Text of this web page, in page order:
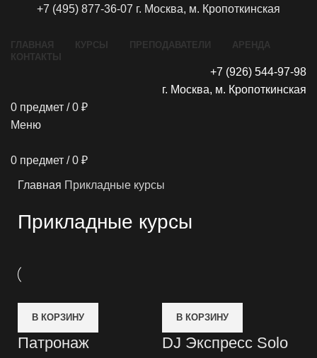
+7 (495) 877-36-07 г. Москва, м. Кропоткинская
ГЛАВНАЯ КУРСЫ ПРЕПОДАВАТЕЛИ
АРЕНДА
КОНТАКТЫ
+7 (926) 544-97-98
г. Москва, м. Кропоткинская
0 предмет / 0 ₽
Меню
0 предмет / 0 ₽
Главная Прикладные курсы
Прикладные курсы
В КОРЗИНУ
Патронаж
В КОРЗИНУ
DJ Экспресс Solo